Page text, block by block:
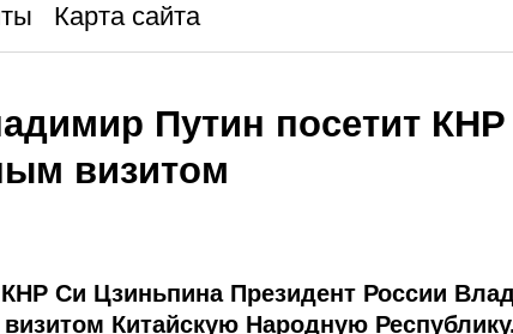
Карта сайта
Путин посетит КНР
визитом
Си Цзиньпина Президент России
Китайскую Народную